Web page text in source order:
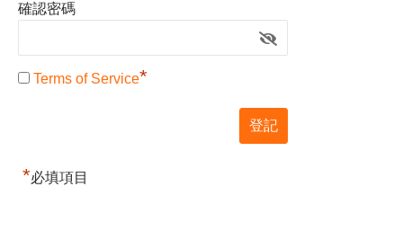
確認密碼
Terms of Service*
*必填項目